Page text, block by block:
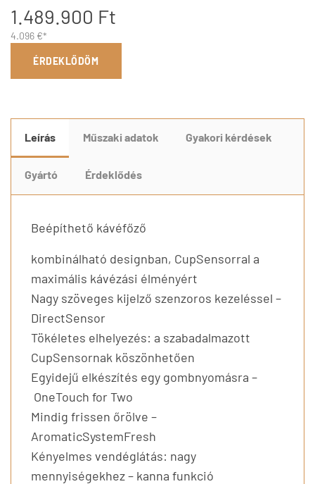
1.489.900 Ft
4.096 €*
ÉRDEKLŐDÖM
Leírás Műszaki adatok Gyakori kérdések
Gyártó Érdeklődés
Beépíthető kávéfőző
kombinálható designban, CupSensorral a
maximális kávézási élményért
Nagy szöveges kijelző szenzoros kezeléssel –
DirectSensor
Tökéletes elhelyezés: a szabadalmazott
CupSensornak köszönhetően
Egyidejű elkészítés egy gombnyomásra –
OneTouch for Two
Mindig frissen őrölve –
AromaticSystemFresh
Kényelmes vendéglátás: nagy
mennyiségekhez – kanna funkció